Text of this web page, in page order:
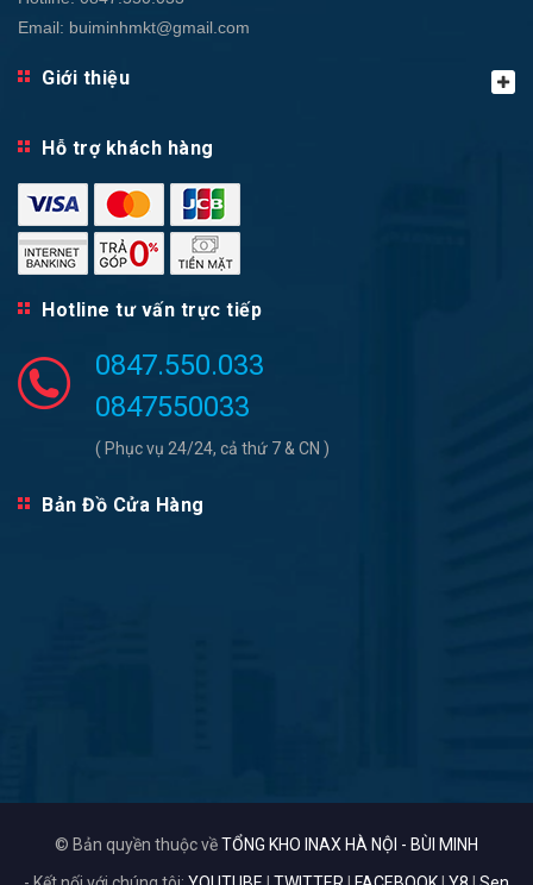
Email: buiminhmkt@gmail.com
Giới thiệu
Hỗ trợ khách hàng
Hotline tư vấn trực tiếp
0847.550.033
0847550033
( Phục vụ 24/24, cả thứ 7 & CN )
Bản Đồ Cửa Hàng
© Bản quyền thuộc vềTỔNG KHO INAX HÀ NỘI - BÙI MINH